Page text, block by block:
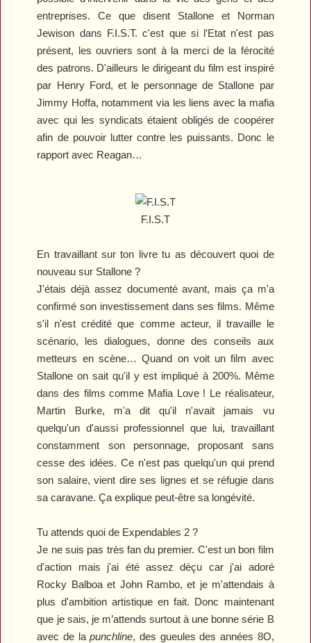
entreprises. Ce que disent Stallone et Norman
Jewison dans F.I.S.T. c'est que si l'Etat n'est pas
présent, les ouvriers sont à la merci de la férocité
des patrons. D'ailleurs le dirigeant du film est inspiré
par Henry Ford, et le personnage de Stallone par
Jimmy Hoffa, notamment via les liens avec la mafia
avec qui les syndicats étaient obligés de coopérer
afin de pouvoir lutter contre les puissants. Donc le
rapport avec Reagan…
F.I.S.T
En travaillant sur ton livre tu as découvert quoi de
nouveau sur Stallone ?
J'étais déjà assez documenté avant, mais ça m'a
confirmé son investissement dans ses films. Même
s'il n'est crédité que comme acteur, il travaille le
scénario, les dialogues, donne des conseils aux
metteurs en scène… Quand on voit un film avec
Stallone on sait qu'il y est impliqué à 200%. Même
dans des films comme Mafia Love! Le réalisateur,
Martin Burke, m'a dit qu'il n'avait jamais vu
quelqu'un d'aussi professionnel que lui, travaillant
constamment son personnage, proposant sans
cesse des idées. Ce n'est pas quelqu'un qui prend
son salaire, vient dire ses lignes et se réfugie dans
sa caravane. Ça explique peut-être sa longévité.
Tu attends quoi de Expendables 2 ?
Je ne suis pas très fan du premier. C'est un bon film
d'action mais j'ai été assez déçu car j'ai adoré
Rocky Balboaet John Rambo, et je m'attendais à
plus d'ambition artistique en fait. Donc maintenant
que je sais, je m’attends surtout à une bonne série B
avec de lapunchline, des gueules des années 8O,